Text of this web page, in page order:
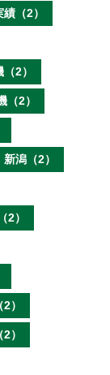
（2）
2）
（2）
新潟（2）
2）
）
）